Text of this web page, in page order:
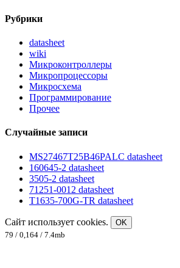
Рубрики
datasheet
wiki
Микроконтроллеры
Микропроцессоры
Микросхема
Программирование
Прочее
Случайные записи
MS27467T25B46PALC datasheet
160645-2 datasheet
3505-2 datasheet
71251-0012 datasheet
T1635-700G-TR datasheet
Сайт использует cookies.
OK
79 / 0,164 / 7.4mb